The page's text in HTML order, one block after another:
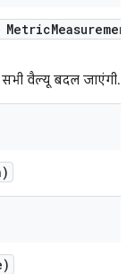
MetricMeasurement
सभी वैल्यू बदल जाएंगी.